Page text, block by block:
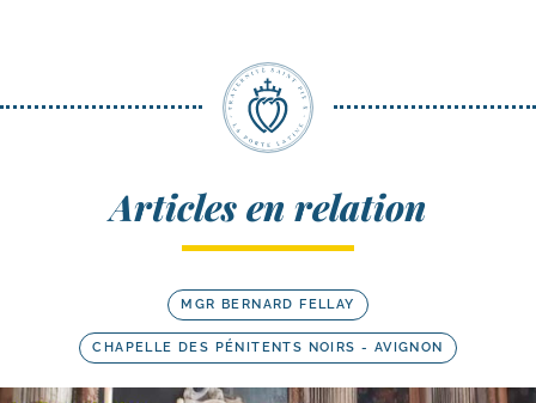
Articles en relation
MGR BERNARD FELLAY
CHAPELLE DES PÉNITENTS NOIRS - AVIGNON